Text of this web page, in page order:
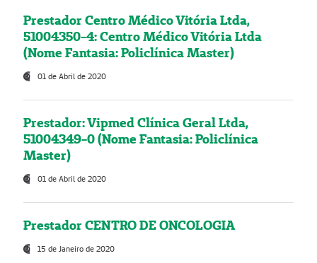
Prestador Centro Médico Vitória Ltda,
51004350-4: Centro Médico Vitória Ltda
(Nome Fantasia: Policlínica Master)
01 de Abril de 2020
Prestador: Vipmed Clínica Geral Ltda,
51004349-0 (Nome Fantasia: Policlínica
Master)
01 de Abril de 2020
Prestador CENTRO DE ONCOLOGIA
15 de Janeiro de 2020